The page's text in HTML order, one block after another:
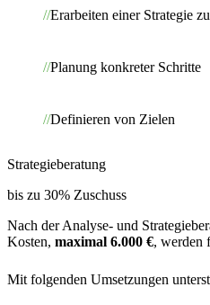
Erarbeiten einer Strategie
Planung konkreter Schritte
Definieren von Zielen
Strategieberatung
bis zu 30% Zuschuss
Nach der Analyse- und
Kosten, maximal 6.000 €, werden
Mit folgenden Umsetzungen